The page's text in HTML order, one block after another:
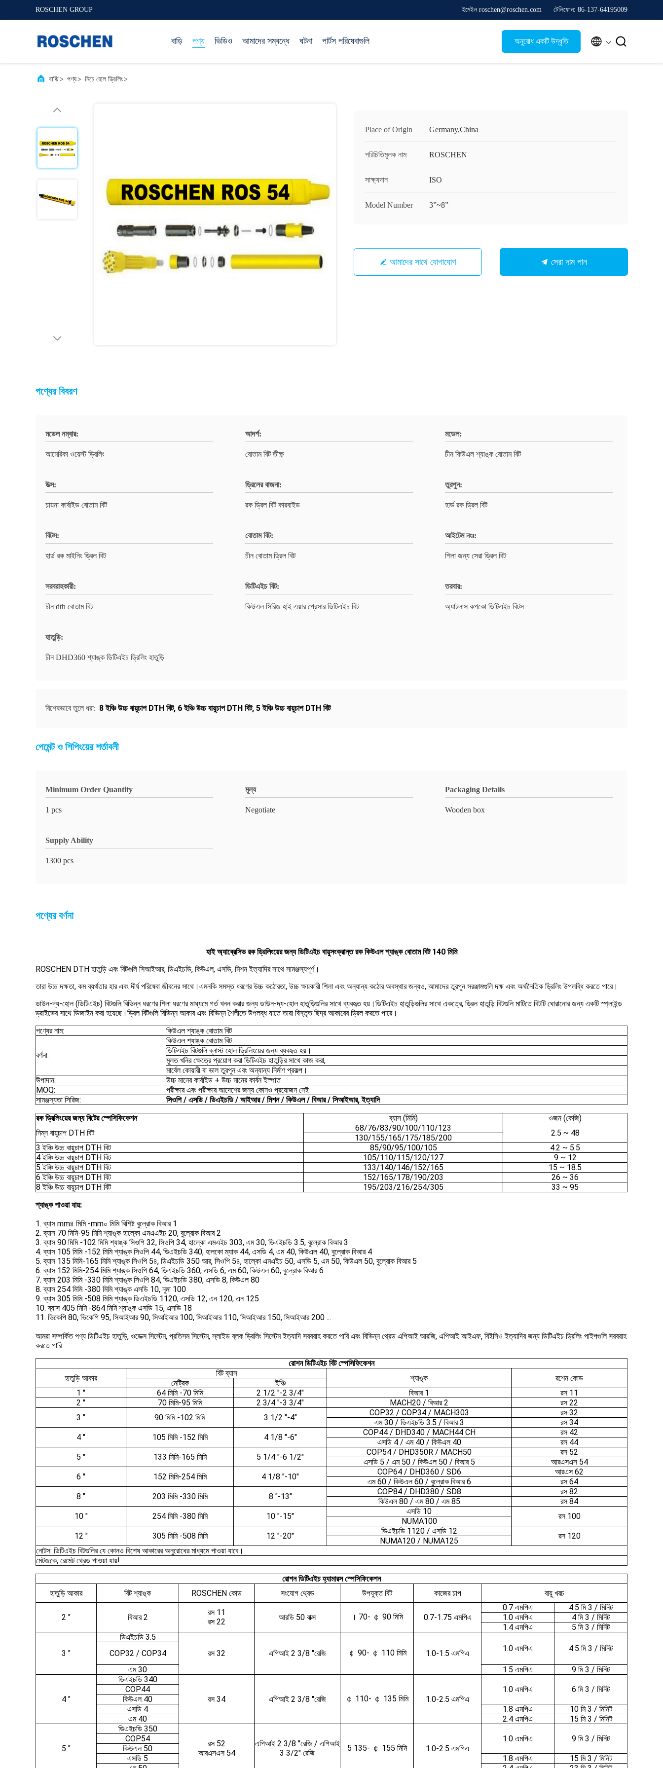
ROSCHEN GROUP ইমেইল roschen@roschen.com টেলিফোন: 86-137-64195009
বাড়ি পণ্য ভিডিও আমাদের সম্বন্ধে ঘটনা পার্টস পরিষেবাগুলি অনুরোধ একটি উদ্ধৃতি  
বাড়ি> পণ্য> নিচে হোল ড্রিলিং>
Place of Origin Germany,China
পরিচিতিমুলক নাম ROSCHEN
সাক্ষ্যদান ISO
Model Number 3”~8”
আমাদের সাথে যোগাযোগ সেরা দাম পান
পণ্যের বিবরণ
মডেল নম্বার:
আমেরিকা ওয়েস্ট ড্রিলিং
আদর্শ:
বোতাম বিট তীক্ষ্ণ
মডেল:
চীন কিউএল শ্যাঙ্ক বোতাম বিট
উত্স:
চায়না কার্বাইড বোতাম বিট
ড্রিলের বাজনা:
রক ড্রিল বিট কারবাইড
তুরপুন:
হার্ড রক ড্রিল বিট
বিটস:
হার্ড রক মাইনিং ড্রিল বিট
বোতাম বিট:
চীন বোতাম ড্রিল বিট
আইটেম নংঃ:
শিলা জন্য সেরা ড্রিল বিট
সরবরাহকারী:
চীন dth বোতাম বিট
ডিটিএইচ বিট:
কিউএল সিরিজ হাই এয়ার প্রেসার ডিটিএইচ বিট
তরবার:
অ্যাটলাস কপকো ডিটিএইচ বিটস
হাতুড়ি:
চীন DHD360 শ্যাঙ্ক ডিটিএইচ ড্রিলিং হাতুড়ি
বিশেষভাবে তুলে ধরা: 8 ইঞ্চি উচ্চ বায়ুচাপ DTH বিট, 6 ইঞ্চি উচ্চ বায়ুচাপ DTH বিট, 5 ইঞ্চি উচ্চ বায়ুচাপ DTH বিট
পেমেন্ট ও শিপিংয়ের শর্তাবলী
Minimum Order Quantity
1 pcs
মূল্য
Negotiate
Packaging Details
Wooden box
Supply Ability
1300 pcs
পণ্যের বর্ণনা
হাই অ্যাব্রেসিভ রক ড্রিলিংয়ের জন্য ডিটিএইচ বায়ুসংক্রান্ত রক কিউএল শ্যাঙ্ক বোতাম বিট 140 মিমি
ROSCHEN DTH হাতুড়ি এবং বিটগুলি সিআইআর, ডিএইচডি, কিউএল, এসডি, মিশন ইত্যাদির সাথে সামঞ্জস্যপূর্ণ।
তারা উচ্চ দক্ষতা, কম ব্যর্থতার হার এবং দীর্ঘ পরিষেবা জীবনের সাথে।এমনকি সমস্ত ধরণের উচ্চ কঠোরতা, উচ্চ ক্ষয়কারী শিলা এবং অন্যান্য কঠোর অবস্থার জন্যও, আমাদের তুরপুন সরঞ্জামগুলি দক্ষ এবং অর্থনৈতিক ড্রিলিং উপলব্ধি করতে পারে।
ডাউন-দ্য-হোল (ডিটিএইচ) বিটগুলি বিভিন্ন ধরণের শিলা ধরণের মাধ্যমে গর্ত খনন করার জন্য ডাউন-দ্য-হোল হাতুড়িগুলির সাথে ব্যবহৃত হয়।ডিটিএইচ হাতুড়িগুলির সাথে একত্রে, ড্রিল হাতুড়ি বিটগুলি মাটিতে বিটটি ঘোরানোর জন্য একটি স্প্লাইন্ড
ড্রাইভের সাথে ডিজাইন করা হয়েছে।ড্রিল বিটগুলি বিভিন্ন আকার এবং বিভিন্ন শৈলীতে উপলব্ধ যাতে তারা বিস্তৃত ছিদ্র আকারের ড্রিল করতে পারে।
পণ্যের নাম:
কিউএল শ্যাঙ্ক বোতাম বিট
বর্ণনা:
কিউএল শ্যাঙ্ক বোতাম বিট
ডিটিএইচ বিটগুলি ব্লাস্ট হোল ড্রিলিংয়ের জন্য ব্যবহৃত হয়।
মূলত খনির ক্ষেত্রে প্রয়োগ করা ডিটিএইচ হাতুড়ির সাথে কাজ করা,
মার্বেল কোয়ারী বা ভাল তুরপুন এবং অন্যান্য নির্মাণ প্রকল্প।
উপাদান:
উচ্চ মানের কার্বাইড + উচ্চ মানের কার্বন ইস্পাত
MOQ:
পরীক্ষার এবং পরীক্ষার আদেশের জন্য কোনও প্রয়োজন নেই
সামঞ্জস্যতা সিরিজ:
সিওপি / এসডি / ডিএইচডি / আইআর / মিশন / কিউএল / বিআর / সিআইআর, ইত্যাদি
রক ড্রিলিংয়ের জন্য বিটের স্পেসিফিকেশন
ব্যাস (মিমি)
ওজন (কেজি)
নিম্ন বায়ুচাপ DTH বিট
68/76/83/90/100/110/123
2.5 ~ 48
130/155/165/175/185/200
3 ইঞ্চি উচ্চ বায়ুচাপ DTH বিট
85/90/95/100/105
4.2 ~ 5.5
4 ইঞ্চি উচ্চ বায়ুচাপ DTH বিট
105/110/115/120/127
9 ~ 12
5 ইঞ্চি উচ্চ বায়ুচাপ DTH বিট
133/140/146/152/165
15 ~ 18.5
6 ইঞ্চি উচ্চ বায়ুচাপ DTH বিট
152/165/178/190/203
26 ~ 36
8 ইঞ্চি উচ্চ বায়ুচাপ DTH বিট
195/203/216/254/305
33 ~ 95
শ্যাঙ্ক পাওয়া যায়:
1. ব্যাস mm৪ মিমি -mm০ মিমি বিশিষ্ট বুল্রোক বিআর 1
2. ব্যাস 70 মিমি-95 মিমি শ্যাঙ্ক হাল্কো এমএএইচ 20, বুল্রোক বিআর 2
3. ব্যাস 90 মিমি -102 মিমি শ্যাঙ্ক সিওপি 32, সিওপি 34, হাল্কো এমএইচ 303, এম 30, ডিএইচডি 3.5, বুল্রোক বিআর 3
4. ব্যাস 105 মিমি -152 মিমি শ্যাঙ্ক সিওপি 44, ডিএইচডি 340, হালকো ম্যাক 44, এসডি 4, এম 40, কিউএল 40, বুল্রোক বিআর 4
5. ব্যাস 135 মিমি-165 মিমি শ্যাঙ্ক সিওপি 5৪, ডিএইচডি 350 আর, সিওপি 5৪, হাল্কো এমএইচ 50, এসডি 5, এম 50, কিউএল 50, বুল্রোক বিআর 5
6. ব্যাস 152 মিমি-254 মিমি শ্যাঙ্ক সিওপি 64, ডিএইচডি 360, এসডি 6, এম 60, কিউএল 60, বুল্রোক বিআর 6
7. ব্যাস 203 মিমি -330 মিমি শ্যাঙ্ক সিওপি 84, ডিএইচডি 380, এসডি 8, কিউএল 80
8. ব্যাস 254 মিমি -380 মিমি শ্যাঙ্ক এসডি 10, নুমা 100
9. ব্যাস 305 মিমি -508 মিমি শ্যাঙ্ক ডিএইচডি 1120, এসডি 12, এন 120, এন 125
10. ব্যাস 405 মিমি -864 মিমি শ্যাঙ্ক এসডি 15, এসডি 18
11. ভিকেপি 80, ভিকেপি 95, সিআইআর 90, সিআইআর 100, সিআইআর 110, সিআইআর 150, সিআইআর 200 ...
আমরা সম্পর্কিত পণ্য ডিটিএইচ হাতুড়ি, ওডেক্স সিস্টেম, প্রতিসম সিস্টেম, স্লাইড ব্লক ড্রিলিং সিস্টেম ইত্যাদি সরবরাহ করতে পারি এবং বিভিন্ন থ্রেড এপিআই আরজি, এপিআই আইএফ, বিইসিও ইত্যাদির জন্য ডিটিএইচ ড্রিলিং পাইপগুলি সরবরাহ
করতে পারি
রোশন ডিটিএইচ বিট স্পেসিফিকেশন
হাতুড়ি আকার
বিট ব্যাস
শ্যাঙ্ক রশেন কোড
মেট্রিক
ইঞ্চি
1 "
64 মিমি -70 মিমি 2 1/2 "-2 3/4" বিআর 1
রস 11
2 "
70 মিমি-95 মিমি 2 3/4 "-3 3/4" MACH20 / বিআর 2
রস 22
3 "
90 মিমি -102 মিমি 3 1/2 "-4"
COP32 / COP34 / MACH303
রস 32
এম 30 / ডিএইচডি 3.5 / বিআর 3
রস 34
4 "
105 মিমি -152 মিমি 4 1/8 "-6"
COP44 / DHD340 / MACH44 CH
রস 42
এসডি 4 / এম 40 / কিউএল 40
রস 44
5 "
133 মিমি-165 মিমি 5 1/4 "-6 1/2"
COP54 / DHD350R / MACH50
রস 52
এসডি 5 / এম 50 / কিউএল 50 / বিআর 5
আরএসএস 54
6 "
152 মিমি-254 মিমি 4 1/8 "-10"
COP64 / DHD360 / SD6
আরএস 62
এম 60 / কিউএল 60 / বুল্রোক বিআর 6
রস 64
8 "
203 মিমি -330 মিমি 8 "-13"
COP84 / DHD380 / SD8
রস 82
কিউএল 80 / এম 80 / এম 85
রস 84
10 "
254 মিমি -380 মিমি 10 "-15"
এসডি 10
রস 100
NUMA100
12 "
305 মিমি -508 মিমি 12 "-20"
ডিএইচডি 1120 / এসডি 12
রস 120
NUMA120 / NUMA125
নোটস: ডিটিএইচ বিটগুলির যে কোনও বিশেষ আকারের অনুরোধের মাধ্যমে পাওয়া যাবে।
মেটজকে, রেমেট থ্রেড পাওয়া যায়!
রোশন ডিটিএইচ হ্যামারস স্পেসিফিকেশন
হাতুড়ি আকার
বিট শ্যাঙ্ক ROSCHEN কোড সংযোগ থ্রেড উপযুক্ত বিট কাজের চাপ বায়ু খরচ
2 " বিআর 2
রস 11
রস 22
আরডি 50 বাক্স । 70- ￠ 90 মিমি 0.7-1.75 এমপিএ
0.7 এমপিএ
4.5 মি 3 / মিনিট
1.0 এমপিএ
4 মি 3 / মিনিট
1.4 এমপিএ
5 মি 3 / মিনিট
3 "
ডিএইচডি 3.5
রস 32
এপিআই 2 3/8 "রেজি ￠ 90- ￠ 110 মিমি 1.0-1.5 এমপিএ
1.0 এমপিএ 4.5 মি 3 / মিনিট
COP32 / COP34
এম 30
1.5 এমপিএ 9 মি 3 / মিনিট
4 "
ডিএইচডি 340
রস 34 এপিআই 2 3/8 "রেজি ￠ 110- ￠ 135 মিমি 1.0-2.5 এমপিএ
1.0 এমপিএ 6 মি 3 / মিনিট
COP44
কিউএল 40
এসডি 4
1.8 এমপিএ
10 মি 3 / মিনিট
এম 40
2.4 এমপিএ 15 মি 3 / মিনিট
5 "
ডিএইচডি 350
রস 52
আরএসএস 54
এপিআই 2 3/8 "রেজি / এপিআই
3 3/2" রেজি
5 135- ￠ 155 মিমি 1.0-2.5 এমপিএ
1.0 এমপিএ 9 মি 3 / মিনিট
COP54
কিউএল 50
এসডি 5
1.8 এমপিএ
15 মি 3 / মিনিট